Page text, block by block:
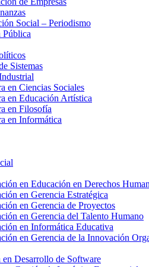
Social – Periodismo
Pública
Sistemas
en Ciencias Sociales
en Educación Artística
en Filosofía
en Informática
en Educación en Derechos
en Gerencia Estratégica
en Gerencia de Proyectos
en Gerencia del Talento Humano
en Informática Educativa
en Gerencia de la Innovación
en Desarrollo de Software